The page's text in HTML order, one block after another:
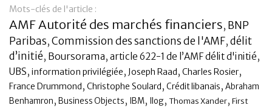
Banque
Mots-clés de l'article :
AMF Autorité des marchés financiers, BNP
Paribas, Commission des sanctions de l'AMF, délit
d’initié, Boursorama, article 622-1 de l’AMF délit d'initié,
UBS, information privilégiée, Joseph Raad , Charles Rosier,
France Drummond , Christophe Soulard , Crédit libanais, Abraham
Benhamron, Business Objects, IBM, Ilog, Thomas Xander, First